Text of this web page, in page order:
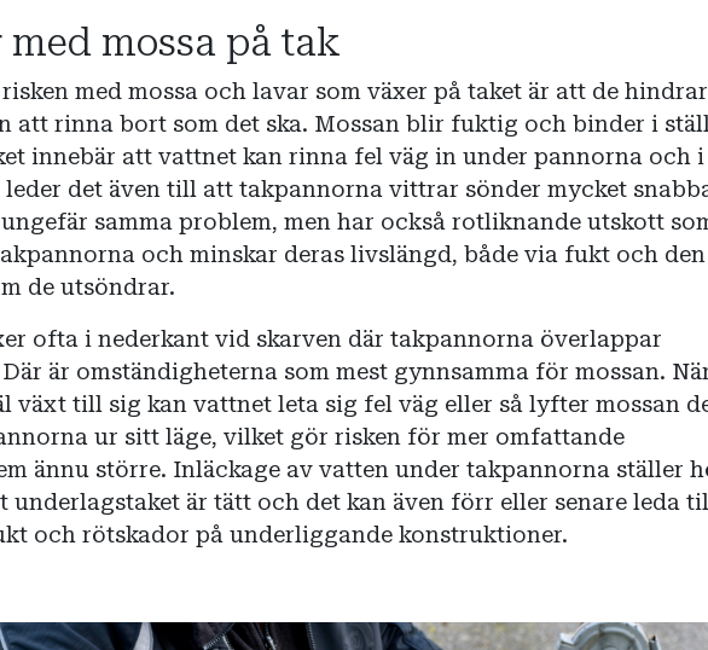
med mossa på tak
med mossa och lavar som växer på taket är att de hindrar
att rinna bort som det ska. Mossan blir fuktig och binder i
innebär att vattnet kan rinna fel väg in under pannorna och i
det även till att takpannorna vittrar sönder mycket
samma problem, men har också rotliknande utskott
och minskar deras livslängd, både via fukt och den
de utsöndrar.
ofta i nederkant vid skarven där takpannorna överlappar
är omständigheterna som mest gynnsamma för mossan.
växt till sig kan vattnet leta sig fel väg eller så lyfter mossan
ur sitt läge, vilket gör risken för mer omfattande
ännu större. Inläckage av vatten under takpannorna ställer
underlagstaket är tätt och det kan även förr eller senare leda
och rötskador på underliggande konstruktioner.